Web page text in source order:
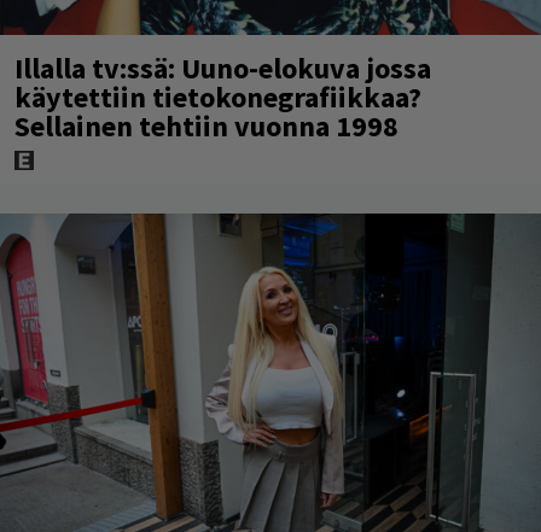
Illalla tv:ssä: Uuno-elokuva jossa
käytettiin tietokonegrafiikkaa?
Sellainen tehtiin vuonna 1998